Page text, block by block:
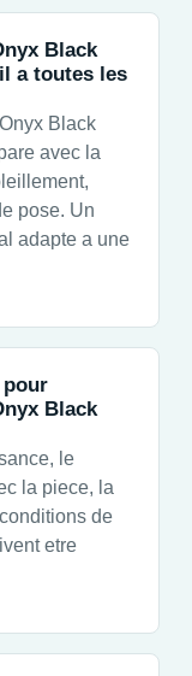
Black
a toutes les
Black
avec la
pose. Un
adapte a une
Black
le
la piece, la
de
etre